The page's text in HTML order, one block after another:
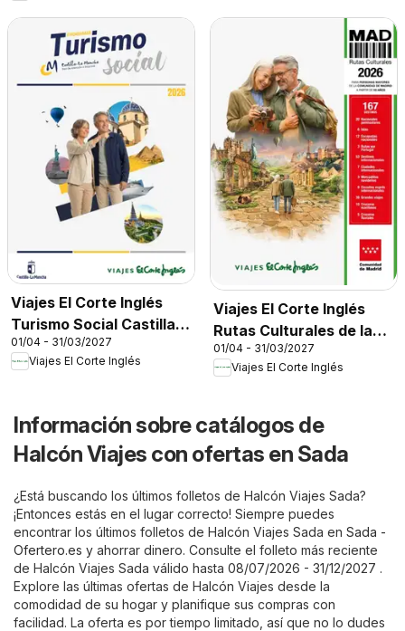
Viajes El Corte Inglés
Turismo Social Castilla
La Mancha
01/04 - 31/03/2027
Viajes El Corte Inglés
Viajes El Corte Inglés
Rutas Culturales de la
Comunidad de Madrid
01/04 - 31/03/2027
Viajes El Corte Inglés
Información sobre catálogos de
Halcón Viajes con ofertas en Sada
¿Está buscando los últimos folletos de Halcón Viajes Sada?
¡Entonces estás en el lugar correcto! Siempre puedes
encontrar los últimos folletos de Halcón Viajes Sada en Sada -
Ofertero.es y ahorrar dinero. Consulte el folleto más reciente
de Halcón Viajes Sada válido hasta 08/07/2026 - 31/12/2027 .
Explore las últimas ofertas de Halcón Viajes desde la
comodidad de su hogar y planifique sus compras con
facilidad. La oferta es por tiempo limitado, así que no lo dudes